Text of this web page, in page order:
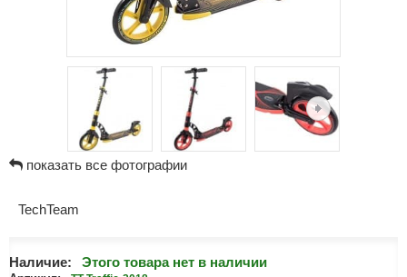
показать все фотографии
TechTeam
Наличие: Этого товара нет в наличии